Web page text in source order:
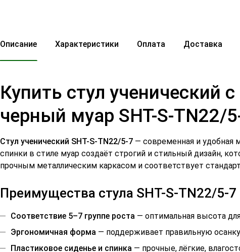
Описание Характеристики Оплата Доставка
Купить стул
черный муар SHT-S-TN22/
Стул ученический SHT-S-TN22/5-7 — современная и удобная
спинки в стиле муар создаёт строгий и стильный дизайн,
прочным металлическим каркасом и соответствует
Преимущества стула SHT-S-TN22/5-7
Соответствие 5–7 группе роста — оптимальная высота
Эргономичная форма — поддерживает правильную
Пластиковое сиденье и спинка — прочные, лёгкие,